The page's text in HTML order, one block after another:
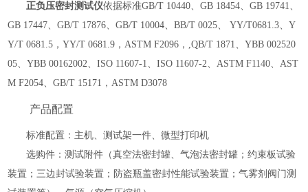
正负压密封测试仪依据标准GB/T 10440、GB 18454、GB 19741、
GB 17447、GB/T 17876、GB/T 10004、BB/T 0025、 YY/T0681.3、Y
Y/T 0681.5，YY/T 0681.9，ASTM F2096，,QB/T 1871、YBB 002520
05、YBB 00162002、ISO 11607-1、ISO 11607-2、ASTM F1140、AST
M F2054、GB/T 15171，ASTM D3078
产品配置
标准配置：主机、测试架一件、微型打印机
选购件：测试附件（真空法密封罐、气泡法密封罐；约束板试验
装置；三边封试验装置；防盗瓶盖密封性能试验装置；气雾剂阀门测